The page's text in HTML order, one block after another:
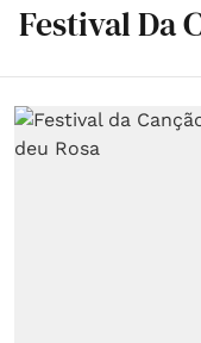
Festival Da